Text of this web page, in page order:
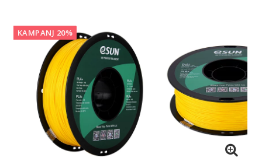
3D-Skrivare — Tillbehör
3D-Skrivare — Delar
3D-Pennor & Tillbehör
KAMPANJ 20%